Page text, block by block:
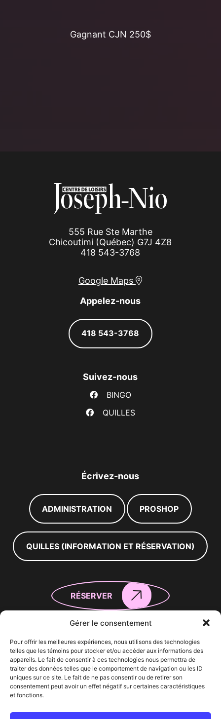
Gérer le consentement
Pour offrir les meilleures expériences, nous utilisons des technologies
telles que les témoins pour stocker et/ou accéder aux informations des
appareils. Le fait de consentir à ces technologies nous permettra de
traiter des données telles que le comportement de navigation ou les ID
uniques sur ce site. Le fait de ne pas consentir ou de retirer son
consentement peut avoir un effet négatif sur certaines caractéristiques
et fonctions.
Gagnant CJN 250$
555 Rue Ste Marthe
Chicoutimi (Québec) G7J 4Z8
418 543-3768
Google Maps
Appelez-nous
418 543-3768
Suivez-nous
BINGO
QUILLES
Écrivez-nous
ADMINISTRATION PROSHOP
QUILLES (INFORMATION ET RÉSERVATION)
RÉSERVER
Lundi 9:00 – 23:00
Mardi 9:00 – 23:00
Mercredi 9:00 – 22:00
Jeudi 9:00 – 23:00
Samedi 8:00 – 0:00